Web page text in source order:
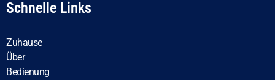
Schnelle Links
Zuhause
Über
Bedienung